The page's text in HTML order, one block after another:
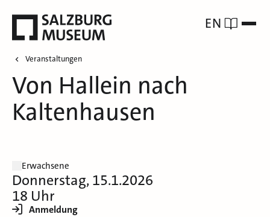
EN
Veranstaltungen
Von Hallein nach
Kaltenhausen
Erwachsene
Donnerstag, 15.1.2026
18 Uhr
Anmeldung